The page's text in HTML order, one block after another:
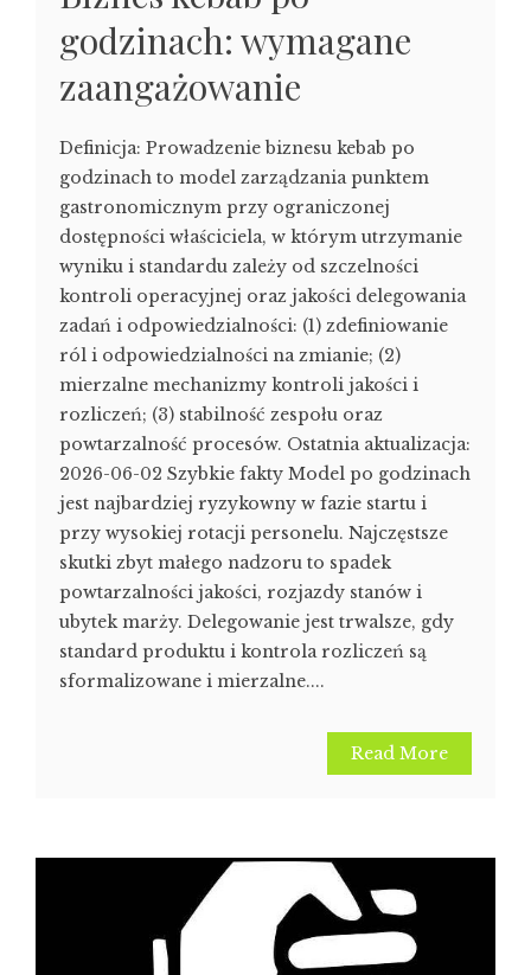
godzinach: wymagane
zaangażowanie
Definicja: Prowadzenie biznesu kebab po
godzinach to model zarządzania punktem
gastronomicznym przy ograniczonej
dostępności właściciela, w którym utrzymanie
wyniku i standardu zależy od szczelności
kontroli operacyjnej oraz jakości delegowania
zadań i odpowiedzialności: (1) zdefiniowanie
ról i odpowiedzialności na zmianie; (2)
mierzalne mechanizmy kontroli jakości i
rozliczeń; (3) stabilność zespołu oraz
powtarzalność procesów. Ostatnia aktualizacja:
2026-06-02 Szybkie fakty Model po godzinach
jest najbardziej ryzykowny w fazie startu i
przy wysokiej rotacji personelu. Najczęstsze
skutki zbyt małego nadzoru to spadek
powtarzalności jakości, rozjazdy stanów i
ubytek marży. Delegowanie jest trwalsze, gdy
standard produktu i kontrola rozliczeń są
sformalizowane i mierzalne....
Read More